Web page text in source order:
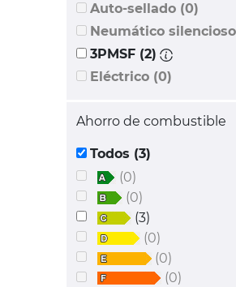
Auto-sellado (0)
3PMSF (2)
Eléctrico (0)
Ahorro de combustible
Todos (3)
(0)
(0)
(3)
(0)
(0)
(0)